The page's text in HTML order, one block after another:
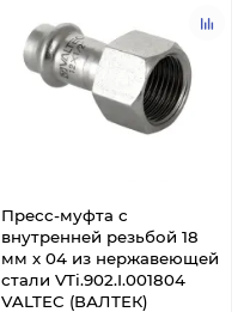
Пресс-муфта с
внутренней резьбой 18
мм х 04 из нержавеющей
стали VTi.902.I.001804
VALTEC (ВАЛТЕК)